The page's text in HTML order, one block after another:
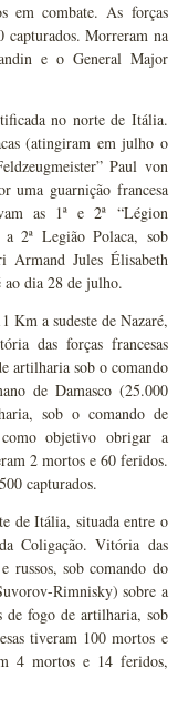
em combate. As forças
capturados. Morreram na
e o General Major
no norte de Itália.
(atingiram em julho o
Paul von
uma guarnição francesa
as 1ª e 2ª “Légion
2ª Legião Polaca, sob
Armand Jules Élisabeth
ao dia 28 de julho.
Km a sudeste de Nazaré,
das forças francesas
artilharia sob o comando
de Damasco (25.000
sob o comando de
objetivo obrigar a
2 mortos e 60 feridos.
capturados.
de Itália, situada entre o
Coligação. Vitória das
russos, sob comando do
Rimnisky) sobre a
de fogo de artilharia, sob
tiveram 100 mortos e
4 mortos e 14 feridos,